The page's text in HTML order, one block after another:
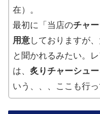
在）。
最初に「当店のチャ
用意しておりますが
と聞かれるみたい。
は、 炙りチャーシュー
いう、、、ここも行っ